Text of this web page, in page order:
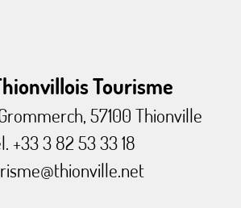
Tourisme
57100 Thionville
+33 3 82 53 33 18